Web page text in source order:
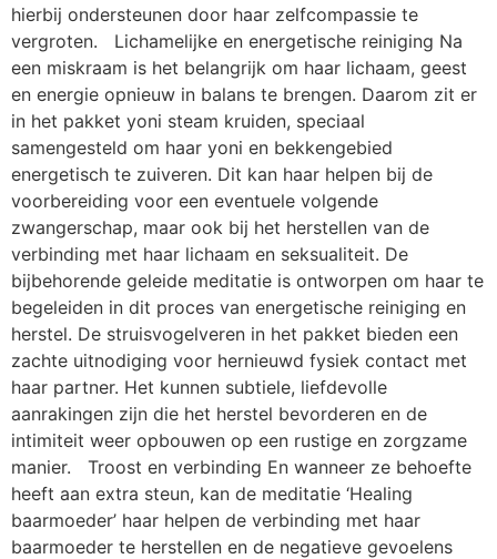
hierbij ondersteunen door haar zelfcompassie te
vergroten. Lichamelijke en energetische reiniging Na
een miskraam is het belangrijk om haar lichaam, geest
en energie opnieuw in balans te brengen. Daarom zit er
in het pakket yoni steam kruiden, speciaal
samengesteld om haar yoni en bekkengebied
energetisch te zuiveren. Dit kan haar helpen bij de
voorbereiding voor een eventuele volgende
zwangerschap, maar ook bij het herstellen van de
verbinding met haar lichaam en seksualiteit. De
bijbehorende geleide meditatie is ontworpen om haar te
begeleiden in dit proces van energetische reiniging en
herstel. De struisvogelveren in het pakket bieden een
zachte uitnodiging voor hernieuwd fysiek contact met
haar partner. Het kunnen subtiele, liefdevolle
aanrakingen zijn die het herstel bevorderen en de
intimiteit weer opbouwen op een rustige en zorgzame
manier. Troost en verbinding En wanneer ze behoefte
heeft aan extra steun, kan de meditatie ‘Healing
baarmoeder’ haar helpen de verbinding met haar
baarmoeder te herstellen en de negatieve gevoelens